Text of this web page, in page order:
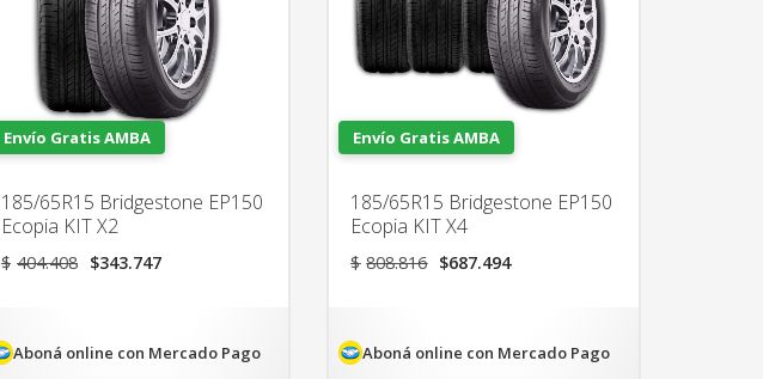
Envío Gratis AMBA
185/65R15 Bridgestone EP150
Ecopia KIT X2
$ 404.408 El
$404.408.
$343.747El
$343.747.
Aboná online con Mercado Pago
Envío Gratis AMBA
185/65R15 Bridgestone EP150
Ecopia KIT X4
$ 808.816 El
$808.816.
$687.494El
$687.494.
Aboná online con Mercado Pago